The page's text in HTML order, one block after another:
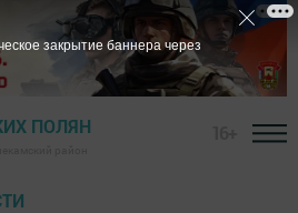
ПОЛЯН
закрытие баннера через